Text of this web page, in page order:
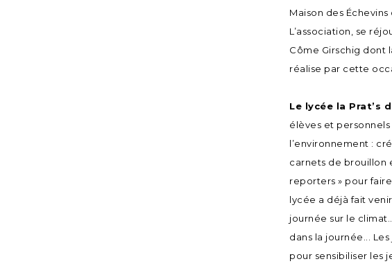
Maison des
L’association, se
Côme Girschig dont
réalise par cette
Le lycée la Prat’s
élèves et
l’environnement :
carnets de brouillon
reporters » pour
lycée a déjà fait
journée sur le
dans la journée...
pour sensibiliser les